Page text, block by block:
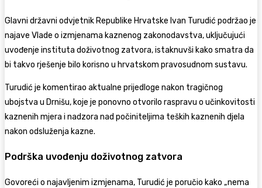
Glavni državni odvjetnik Republike Hrvatske Ivan Turudić podržao je
najave Vlade o izmjenama kaznenog zakonodavstva, uključujući
uvođenje instituta doživotnog zatvora, istaknuvši kako smatra da
bi takvo rješenje bilo korisno u hrvatskom pravosudnom sustavu.
Turudić je komentirao aktualne prijedloge nakon tragičnog
ubojstva u Drnišu, koje je ponovno otvorilo raspravu o učinkovitosti
kaznenih mjera i nadzora nad počiniteljima teških kaznenih djela
nakon odsluženja kazne.
Podrška uvođenju doživotnog zatvora
Govoreći o najavljenim izmjenama, Turudić je poručio kako „nema